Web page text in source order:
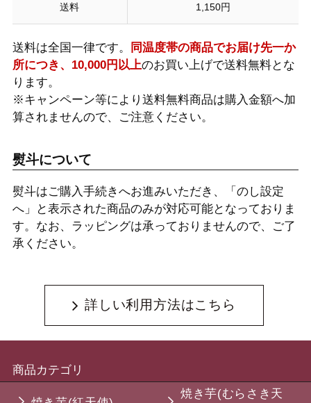
送料 1,150円
送料は全国一律です。
同温度帯の商品でお届け先一か
所につき、10,000円以上のお買い上げで送料無料とな
ります。
※キャンペーン等により送料無料商品は購入金額へ加
算されませんので、ご注意ください。
熨斗について
熨斗はご購入手続きへお進みいただき、「のし設定
へ」と表示された商品のみが対応可能となっておりま
す。なお、ラッピングは承っておりませんので、ご了
承ください。
詳しい利用方法はこちら
商品カテゴリ
焼き芋(むらさき天